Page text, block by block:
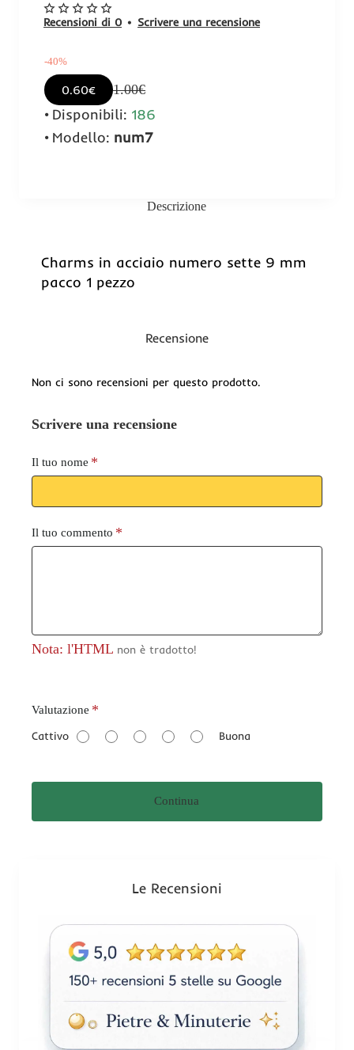
-40%
Recensioni di 0 • Scrivere una recensione
-40%
0.60€ 1.00€
Disponibili: 186
Modello: num7
Descrizione
Charms in acciaio numero sette 9 mm
pacco 1 pezzo
Recensione
Non ci sono recensioni per questo prodotto.
Scrivere una recensione
Il tuo nome
Il tuo commento
Nota: l'HTML non è tradotto!
V
l
t
z
Valutazione
Cattivo Buona
Continua
Le Recensioni